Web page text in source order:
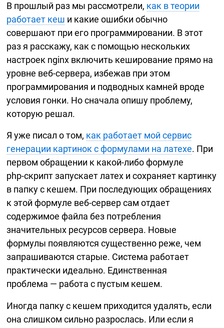
В прошлый раз мы рассмотрели, как в теории
работает кеш и какие ошибки обычно
совершают при его программировании. В этот
раз я расскажу, как с помощью нескольких
настроек nginx включить кеширование прямо на
уровне веб-сервера, избежав при этом
программирования и подводных камней вроде
условия гонки. Но сначала опишу проблему,
которую решал.
Я уже писал о том, как работает мой сервис
генерации картинок с формулами на латехе. При
первом обращении к какой-либоформуле
php-скриптзапускает латех и сохраняет картинку
в папку с кешем. При последующих обращениях
к этой формуле веб-серверсам отдает
содержимое файла без потребления
значительных ресурсов сервера. Новые
формулы появляются существенно реже, чем
запрашиваются старые. Система работает
практически идеально. Единственная
проблема — работа с пустым кешем.
Иногда папку с кешем приходится удалять, если
она слишком сильно разрослась. Или если я